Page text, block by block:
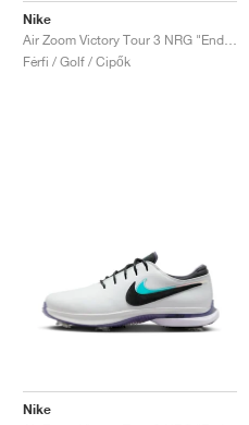
Nike
Férfi / Golf / Cipők
Nike